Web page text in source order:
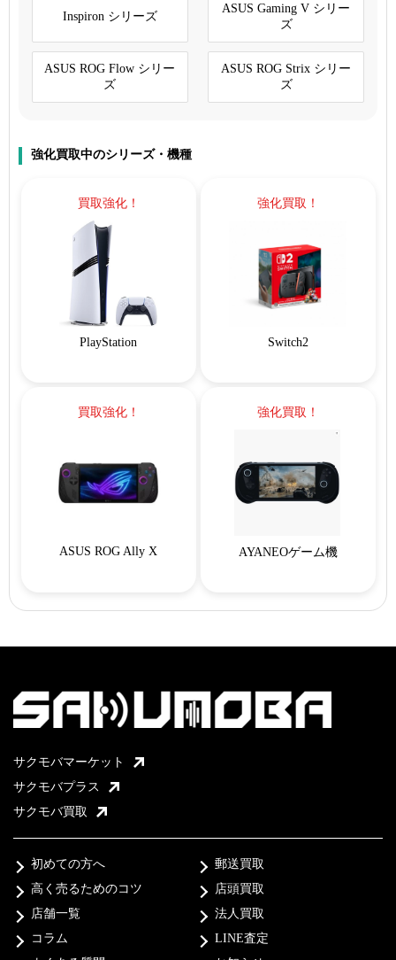
Inspiron シリーズ
ASUS Gaming V シリー
ズ
ASUS ROG Flow シリー
ズ
ASUS ROG Strix シリー
ズ
強化買取中のシリーズ・機種
買取強化！
PlayStation
強化買取！
Switch2
買取強化！
ASUS ROG Ally X
強化買取！
AYANEOゲーム機
サクモバマーケット
サクモバプラス
サクモバ買取
初めての方へ
高く売るためのコツ
店舗一覧
コラム
郵送買取
店頭買取
法人買取
LINE査定